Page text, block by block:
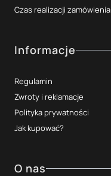
Czas realizacji zamówienia
Informacje
Regulamin
Zwroty i reklamacje
Polityka prywatności
Jak kupować?
O nas